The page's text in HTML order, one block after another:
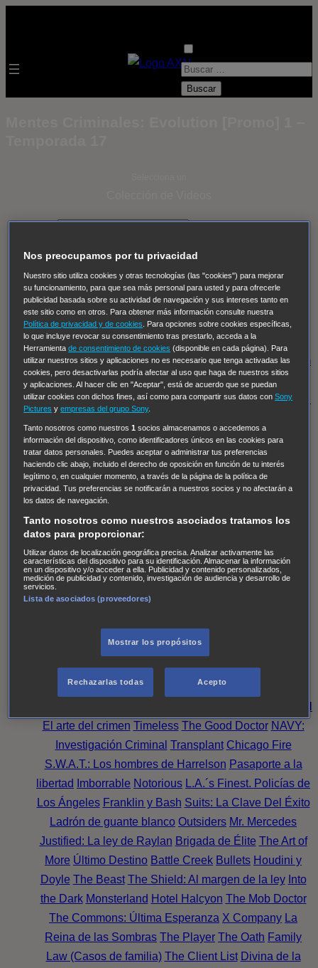
B
- ver todos - Padres
Despedida Salvaje
Despedida Salvaje
Thomas, el ojo del FBI Pan Am Dawson crece
Insomnia El Guardián The Blacklist Cinco en familia
Hudson & Rex Diez libras y un sueño Mr Loverman
Regreso al futuro III NUEVE CUERPOS Los últimos
caballeros Tormenta infinita Sing Street Cobra Kai
Tom
y Lola
High Country
Los casos de Susan Ryeland:
Moonflower Murders Twisted Metal Mentes Criminales:
Hailey Dean Without Sin: Libre de Culpa Morbius
NCIS: Nueva Orleans Pandora En fuera de juego
The Shield: Al margen de la ley Duplicated Preacher
The Killing Kind Intersecciones DOC Bite Club
Circuito cerrado
Alert: Unidad
de personas desaparecidas
Ladrón de guante blanco Hannibal Daños y Perjuicios
AXN Masters of Sex Three PinesAccused Carter
Nevers
Magpie Murders Blindspot Coyote
Reckoning: Ajuste de Cuentas
Noche Wild Bill Mentes Criminales Candice Renoir
Absentia Harrow Bulletproof Annika Lincoln Rhyme:
El arte del crimen Timeless The Good Doctor NAVY:
Investigación Criminal Transplant Chicago Fire
S.W.A.T.: Los hombres de Harrelson Pasaporte a la
libertad
Imborrable Notorious L.A.´s Finest. Policías de
Los Ángeles Franklin y Bash Suits: La Clave Del Éxito
Ladrón de guante blanco Outsiders Mr. Mercedes
Justified: La ley de Raylan Brigada de Élite The Art of
More Último Destino Battle Creek Bullets Houdini y
Doyle The Beast The Shield: Al margen de la ley Into
the Dark Monsterland Hotel Halcyon The Mob Doctor
The Commons: Última Esperanza X Company La
Reina de las Sombras The Player The Oath Family
Law (Casos de familia) The Client List Divina de la
Nos preocupamos por tu privacidad
Nuestro sitio utiliza cookies y otras tecnologías (las "cookies") para mejorar
su funcionamiento, para que sea más personal para usted y para ofrecerle
publicidad basada sobre su actividad de navegación y sus intereses tanto en
este sitio como en otros. Para obtener más información consulte nuestra
Política de privacidad y de cookies
. Para opciones sobre cookies específicas,
lo que incluye revocar su consentimiento tras prestarlo, acceda a la
Herramientade consentimiento de cookies (disponible en cada página). Para
utilizar nuestros sitios y aplicaciones no es necesario que tenga activadas las
cookies, pero desactivarlas podría afectar al uso que haga de nuestros sitios
y aplicaciones. Al hacer clic en "Aceptar", está de acuerdo que se puedan
utilizar cookies con dichos fines, así como para compartir sus datos conSony
Pictures yempresas del grupo Sony.
Tanto nosotros como nuestros1 socios almacenamos o accedemos a
información del dispositivo, como identificadores únicos en las cookies para
tratar datos personales. Puedes aceptar o administrar tus preferencias
haciendo clic abajo, incluido el derecho de oposición en función de tu interés
legítimo o, en cualquier momento, a través de la página de la política de
privacidad. Tus preferencias se notificarán a nuestros socios y no afectarán a
los datos de navegación.
Tanto nosotros como nuestros asociados tratamos los
datos para proporcionar:
Utilizar datos de localización geográfica precisa. Analizar activamente las
características del dispositivo para su identificación. Almacenar la información
en un dispositivo y/o acceder a ella. Publicidad y contenido personalizados,
medición de publicidad y contenido, investigación de audiencia y desarrollo de
servicios.
Lista de asociados (proveedores)
Mostrar los propósitos
Rechazarlas todas Acepto